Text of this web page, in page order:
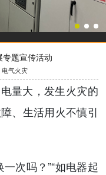
专题宣传活动
电气火灾
量大，发生火灾的
、生活用火不慎引
次吗？”“如电器起